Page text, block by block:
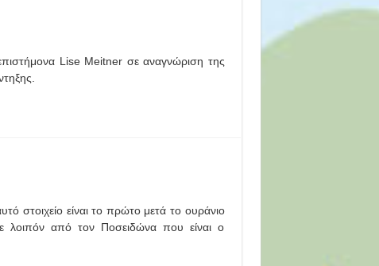
Lise Meitner σε αναγνώριση της
στοιχείο είναι το πρώτο μετά το ουράνιο
λοιπόν από τον Ποσειδώνα που είναι ο